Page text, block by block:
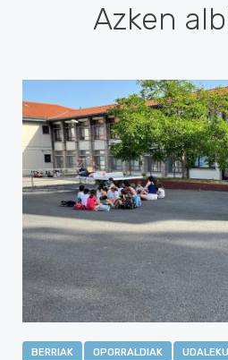
Azken
BERRIAK OPORRALDIAK